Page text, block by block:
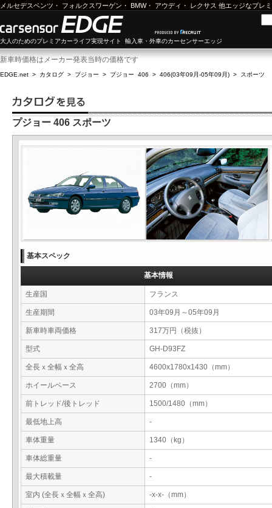
メルセデスベンツ ・ フォルクスワーゲン ・ BMW・ アウディ ・ レクサス 他エッジなプレ
大人のためのプレミアカーライフ実現サイト 輸入車・外車のカーセンサーエッジ
新車時価格はメーカー発表当時の価格です
EDGE.net > カタログ > プジョー > プジョー 406 > 406(03年09月-05年09月) > スポーツ
プジョー 406 スポーツ
基本スペック
基本情報
生産国 フランス
生産期間 03年09月～05年09月
新車時車両価格 317万円（税抜）
型式 GH-D93FZ
全長ｘ全幅ｘ全高 4600x1780x1430（mm）
ホイールベース 2700（mm）
前トレッド/後トレッド 1500/1480（mm）
最低地上高 -
車体重量 1340（kg）
車体総重量 -
最大積載量 -
室内 (全長ｘ全幅ｘ全高) -x-x-（mm）